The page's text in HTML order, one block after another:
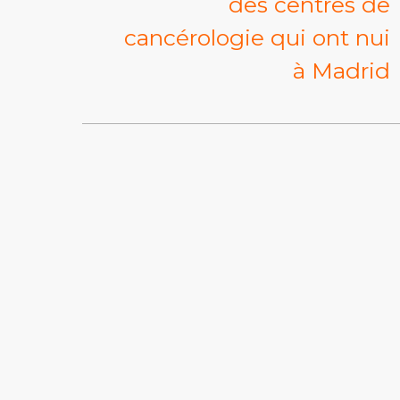
cancérologie qui ont nui
à Madrid